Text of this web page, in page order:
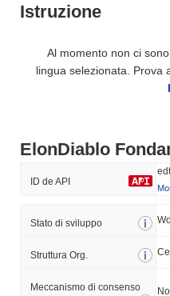
Istruzione
Al momento non ci
lingua selezionata. Prova
ElonDiablo
ID de API
Stato di sviluppo
Struttura Org.
Meccanismo di consenso